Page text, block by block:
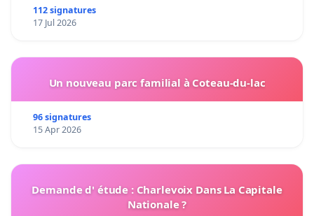
112 signatures
17 Jul 2026
Un nouveau parc familial à Coteau-du-lac
96 signatures
15 Apr 2026
Demande d' étude : Charlevoix Dans La Capitale
Nationale ?